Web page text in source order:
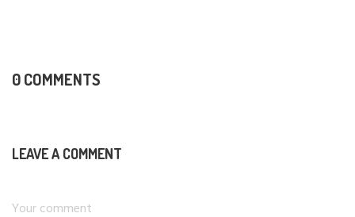
0 COMMENTS
LEAVE A COMMENT